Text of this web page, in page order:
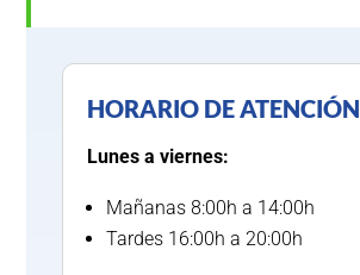
HORARIO DE ATENCIÓN
Lunes a viernes:
Mañanas 8:00h a 14:00h
Tardes 16:00h a 20:00h